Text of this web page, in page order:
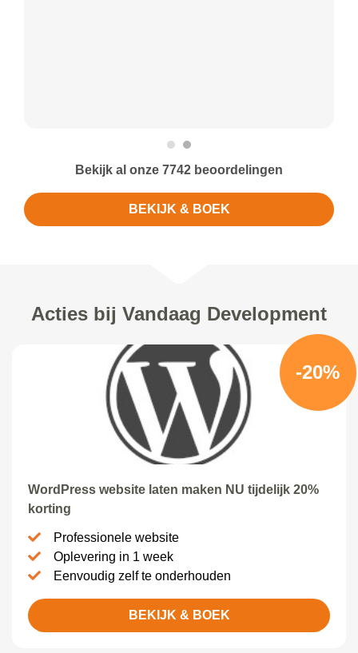
Bekijk al onze 7742 beoordelingen
BEKIJK & BOEK
Acties bij Vandaag Development
-20%
WordPress website laten maken NU tijdelijk 20%
korting
Professionele website
Oplevering in 1 week
Eenvoudig zelf te onderhouden
BEKIJK & BOEK